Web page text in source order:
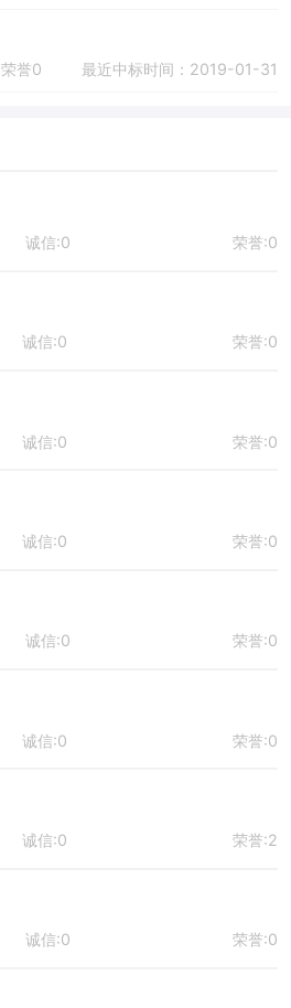
荣誉0 最近中标时间：2019-01-31
诚信:0 荣誉:0
诚信:0 荣誉:0
诚信:0 荣誉:0
诚信:0 荣誉:0
诚信:0 荣誉:0
诚信:0 荣誉:0
诚信:0 荣誉:2
诚信:0 荣誉:0